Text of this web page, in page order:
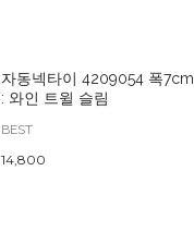
자동넥타이 4209054 폭7cm
: 와인 트윌 슬림
BEST
14,800